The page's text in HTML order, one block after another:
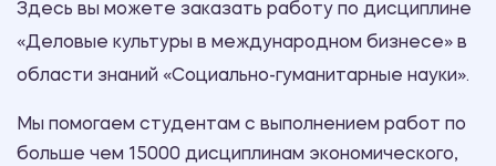
Здесь вы можете заказать работу по дисциплине
«Деловые культуры в международном бизнесе» в
области знаний «Социально-гуманитарные науки».
Мы помогаем студентам с выполнением работ по
больше чем 15000 дисциплинам экономического,